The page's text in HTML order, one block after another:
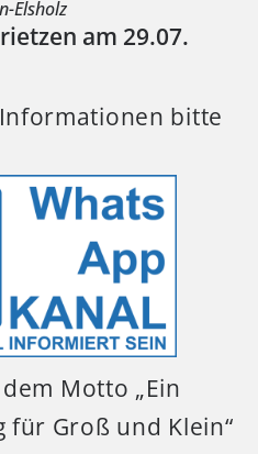
Elsholz
am 29.07.
bitte
Motto „Ein
für Groß und Klein“